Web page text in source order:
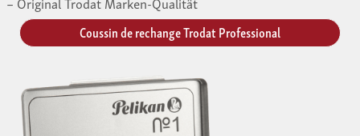
Coussin de rechange Trodat Professional